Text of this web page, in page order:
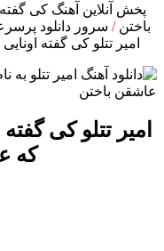
پخش آنلاین آهنگ کی
باختن/ سرور دانلود
امیر تتلو کی گفته
امیر تتلو کی
که